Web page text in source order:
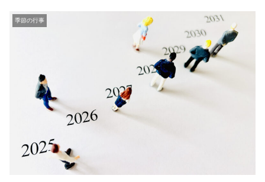
季節の行事